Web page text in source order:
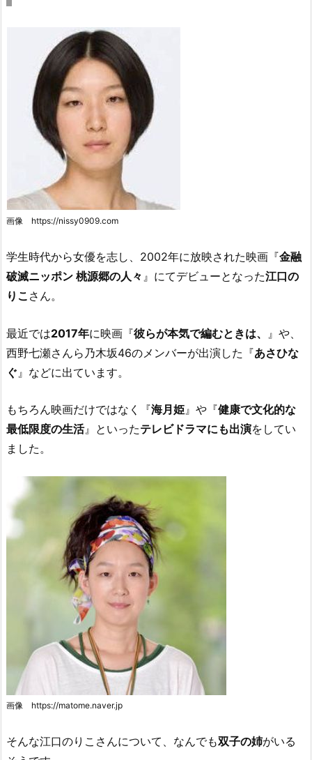
画像 https://nissy0909.com
学生時代から女優を志し、2002年に放映された映画『金融
破滅ニッポン 桃源郷の人々 』にてデビューとなった江口の
りこ さん。
最近では2017年に映画『彼らが本気で編むときは、
』や、
西野七瀬さんら乃木坂46のメンバーが出演した『あさひな
ぐ 』などに出ています。
もちろん映画だけではなく『海月姫』や『健康で文化的な
最低限度の生活』といったテレビドラマにも出演をしてい
ました。
画像 https://matome.naver.jp
そんな江口のりこさんについて、なんでも双子の姉がいる